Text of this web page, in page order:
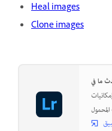
Heal images
Clone images